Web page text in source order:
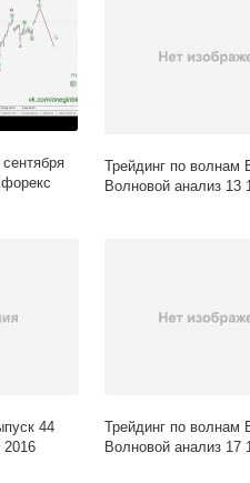
Трейдинг по волнам
Волновой анализ 13
44
2016
Трейдинг по волнам
Волновой анализ 17